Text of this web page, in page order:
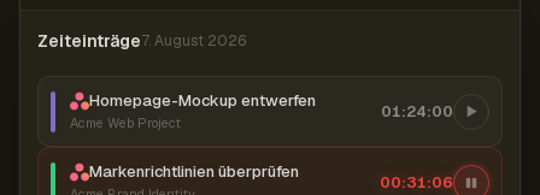
Zeiteinträge7. August 2026
Homepage-Mockup entwerfen
Acme Web Project
01:24:00
Markenrichtlinien überprüfen 00:31:07